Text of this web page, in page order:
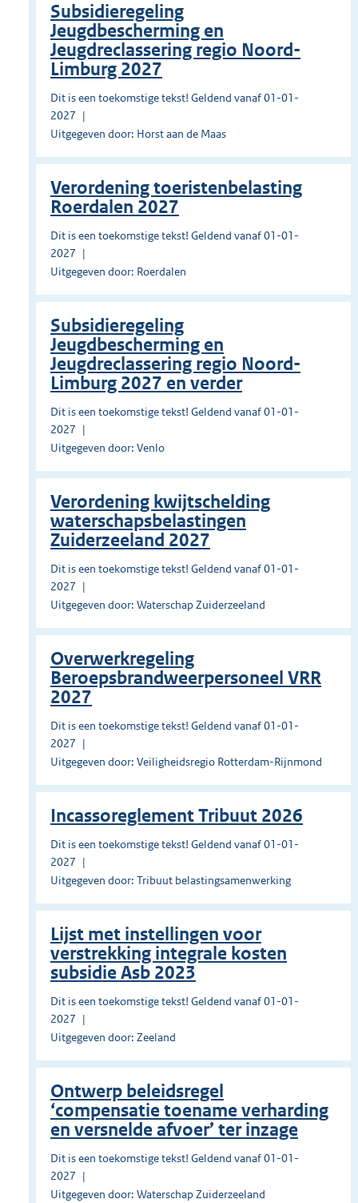
Subsidieregeling
Jeugdbescherming en
Jeugdreclassering regio Noord-
Limburg 2027
Dit is een toekomstige tekst! Geldend vanaf 01-01-
2027
Uitgegeven door: Horst aan de Maas
Verordening toeristenbelasting
Roerdalen 2027
Dit is een toekomstige tekst! Geldend vanaf 01-01-
2027
Uitgegeven door: Roerdalen
Subsidieregeling
Jeugdbescherming en
Jeugdreclassering regio Noord-
Limburg 2027 en verder
Dit is een toekomstige tekst! Geldend vanaf 01-01-
2027
Uitgegeven door: Venlo
Verordening kwijtschelding
waterschapsbelastingen
Zuiderzeeland 2027
Dit is een toekomstige tekst! Geldend vanaf 01-01-
2027
Uitgegeven door: Waterschap Zuiderzeeland
Overwerkregeling
Beroepsbrandweerpersoneel VRR
2027
Dit is een toekomstige tekst! Geldend vanaf 01-01-
2027
Uitgegeven door: Veiligheidsregio Rotterdam-Rijnmond
Incassoreglement Tribuut 2026
Dit is een toekomstige tekst! Geldend vanaf 01-01-
2027
Uitgegeven door: Tribuut belastingsamenwerking
Lijst met instellingen voor
verstrekking integrale kosten
subsidie Asb 2023
Dit is een toekomstige tekst! Geldend vanaf 01-01-
2027
Uitgegeven door: Zeeland
Ontwerp beleidsregel
‘compensatie toename verharding
en versnelde afvoer’ ter inzage
Dit is een toekomstige tekst! Geldend vanaf 01-01-
2027
Uitgegeven door: Waterschap Zuiderzeeland